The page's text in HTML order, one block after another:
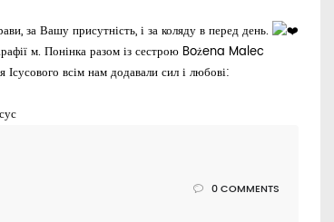
за Вашу присутність, і за коляду в перед день.
м. Понінка разом із сестрою Bożena Malec
всім нам додавали сил і любові:
0 COMMENTS